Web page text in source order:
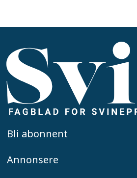
Bli abonnent
Annonsere